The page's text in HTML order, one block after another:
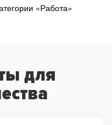
«Работа»
для